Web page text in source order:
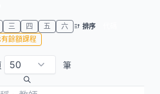
三 四 五 六 排序
餘額課程
筆